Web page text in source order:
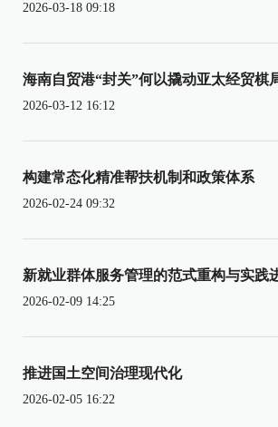
2026-03-18 09:18
海南自贸港“封关”何以撬动亚太经贸棋
2026-03-12 16:12
构建常态化精准帮扶机制和政策体系
2026-02-24 09:32
新就业群体服务管理的范式重构与实践
2026-02-09 14:25
推进国土空间治理现代化
2026-02-05 16:22